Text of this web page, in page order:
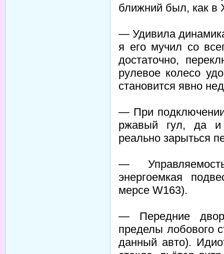
ближний был, как в
— Удивила
я его мучил со
достаточно,
рулевое колесо
становится явно
— При подключении
ржавый гул, да и
реально зарыться
—
энергоемкая
мерсе W163).
— Передние
пределы лобового
данный авто).